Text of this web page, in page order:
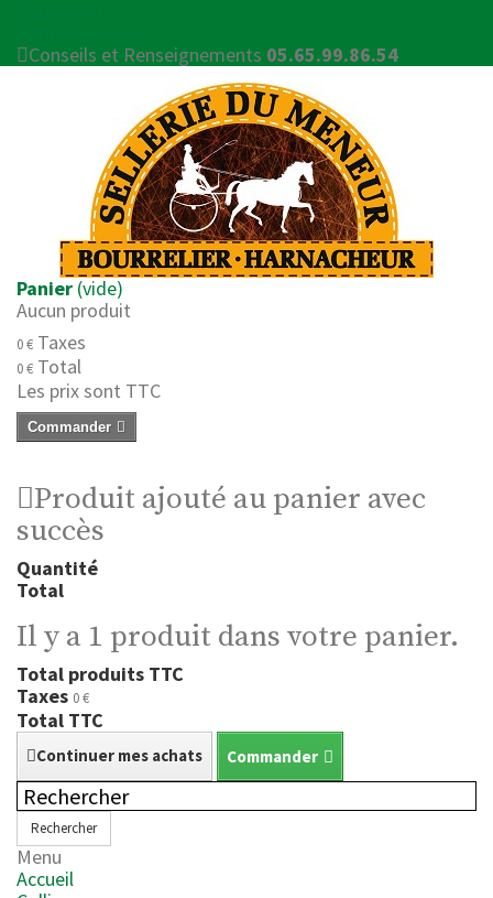
Conseils et Renseignements 05.65.99.86.54
Panier (vide)
Aucun produit
0 € Taxes
0 € Total
Les prix sont TTC
Commander
Produit ajouté au panier avec
succès
Quantité
Total
Il y a 1 produit dans votre panier.
Total produits TTC
Taxes 0 €
Total TTC
Continuer mes achats Commander
Rechercher
Menu
Accueil